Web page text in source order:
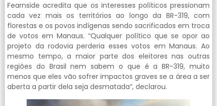
Fearnside acredita que os interesses políticos pressionam
cada vez mais os territórios ao longo da BR-319, com
florestas e os povos indígenas sendo sacrificados em troca
de votos em Manaus. “Qualquer político que se opor ao
projeto da rodovia perderia esses votos em Manaus. Ao
mesmo tempo, a maior parte dos eleitores nas outras
regiões do Brasil nem sabem o que é a BR-319, muito
menos que eles vão sofrer impactos graves se a área a ser
aberta a partir dela seja desmatada”, declarou.